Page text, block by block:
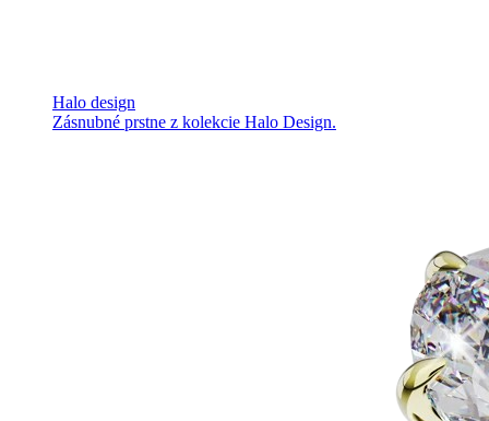
Halo design
Zásnubné prstne z kolekcie Halo Design.